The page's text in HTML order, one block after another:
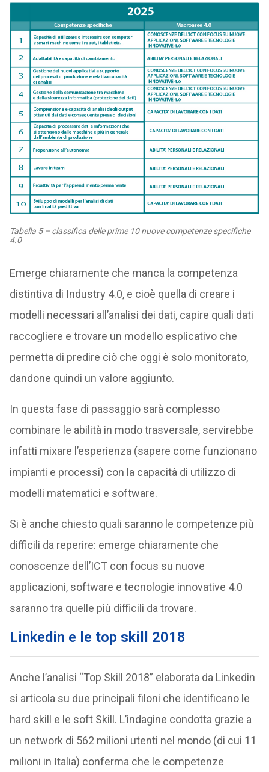
Tabella 5 – classifica delle prime 10 nuove competenze specifiche
4.0
Emerge chiaramente che manca la competenza
distintiva di Industry 4.0, e cioè quella di creare i
modelli necessari all’analisi dei dati, capire quali dati
raccogliere e trovare un modello esplicativo che
permetta di predire ciò che oggi è solo monitorato,
dandone quindi un valore aggiunto.
In questa fase di passaggio sarà complesso
combinare le abilità in modo trasversale, servirebbe
infatti mixare l’esperienza (sapere come funzionano
impianti e processi) con la capacità di utilizzo di
modelli matematici e software.
Si è anche chiesto quali saranno le competenze più
difficili da reperire: emerge chiaramente che
conoscenze dell’ICT con focus su nuove
applicazioni, software e tecnologie innovative 4.0
saranno tra quelle più difficili da trovare.
Linkedin e le top skill 2018
Anche l’analisi “Top Skill 2018” elaborata da Linkedin
si articola su due principali filoni che identificano le
hard skill e le soft Skill. L’indagine condotta grazie a
un network di 562 milioni utenti nel mondo (di cui 11
milioni in Italia) conferma che le competenze